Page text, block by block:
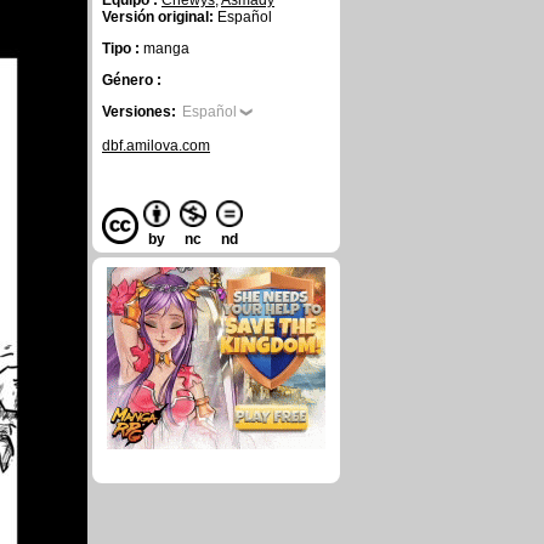
Versión original: Español
Tipo : manga
Género :
Versiones: Español
dbf.amilova.com
by nc nd